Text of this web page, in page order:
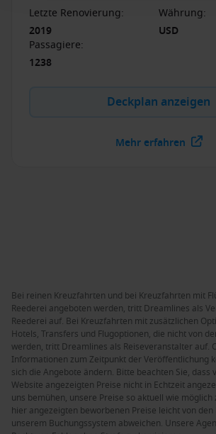
Letzte Renovierung:
2019
Währung:
USD
Passagiere:
1238
Deckplan anzeigen
Mehr erfahren
Bei reinen Kreuzfahrten und bei Kreuzfahrten mit
Reederei angeboten werden, tritt Dreamlines als
Reederei auf. Bei Kreuzfahrten mit zusätzlichen
Hotels, Transfers und Flugoptionen, die nicht von
werden, tritt Dreamlines als Reiseveranstalter auf.
Informationen zum Zeitpunkt der Veröffentlichung
sich die Angebote ändern. Bitte beachten Sie, dass
Website angezeigten Preise nicht in Echtzeit
uns bemühen, unsere Preise so aktuell wie möglich
hier angezeigten beworbenen Preise leicht von den
unserem Buchungssystem abweichen. Unsere